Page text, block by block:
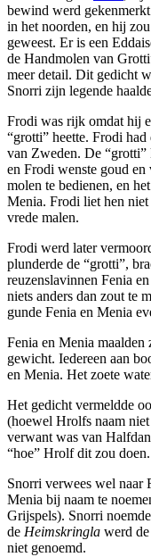
bewind werd
in het noorden, en hij
geweest. Er is een
de Handmolen van
meer detail. Dit gedicht
Snorri zijn legende
Frodi was rijk omdat hij
“grotti” heette. Frodi
van Zweden. De “grotti”
en Frodi wenste goud
molen te bedienen, en
Menia. Frodi liet hen niet
vrede malen.
Frodi werd later
plunderde de “grotti”,
reuzenslavinnen Fenia
niets anders dan zout te
gunde Fenia en Menia
Fenia en Menia maalden
gewicht. Iedereen aan
en Menia. Het zoete
Het gedicht vermeldde
(hoewel Hrolfs naam
verwant was van
“hoe” Hrolf dit zou doen.
Snorri verwees wel naar
Menia bij naam te
Grijspels). Snorri
de Heimskringla werd
niet genoemd.